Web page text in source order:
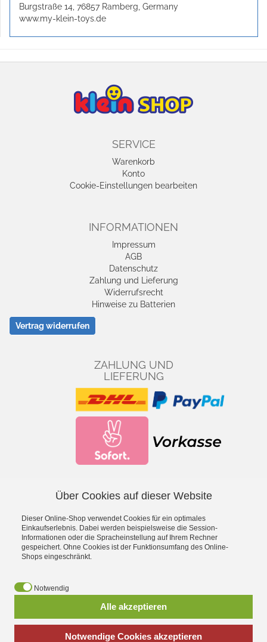
Burgstraße 14, 76857 Ramberg, Germany
www.my-klein-toys.de
SERVICE
Warenkorb
Konto
Cookie-Einstellungen bearbeiten
INFORMATIONEN
Impressum
AGB
Datenschutz
Zahlung und Lieferung
Widerrufsrecht
Hinweise zu Batterien
Vertrag widerrufen
ZAHLUNG UND
LIEFERUNG
*inkl. MwSt., zzgl.Versandkosten
- Entdecke die Theo Klein Spielzeug-Welt -
Bosch Car Service Spielzeug
Steps Magnetpuzzle·Electrolux Haushaltsspielzeug·Emmas
Kitchen Spielgeschirr· Fashion Passion Nähspielzeug
Fighter Henry Feuerwehrspielzeug·Hot Wheels·Klein goes Bio
Über Cookies auf dieser Website
Dieser Online-Shop verwendet Cookies für ein optimales
Einkaufserlebnis. Dabei werden beispielsweise die Session-
Informationen oder die Spracheinstellung auf Ihrem Rechner
gespeichert. Ohne Cookies ist der Funktionsumfang des Online-
Shops eingeschränkt.
Notwendig
Alle akzeptieren
Notwendige Cookies akzeptieren